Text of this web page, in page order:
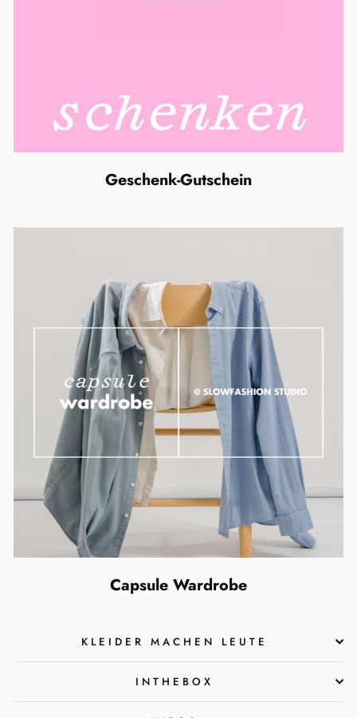
Geschenk-Gutschein
Capsule Wardrobe
KLEIDER MACHEN LEUTE
INTHEBOX